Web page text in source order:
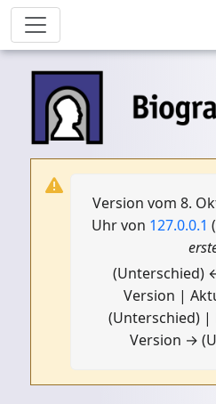
Version vom 8.
Uhr von 127.0.0.1 (
(Unterschied)
Version |
(Unterschied) |
Version →